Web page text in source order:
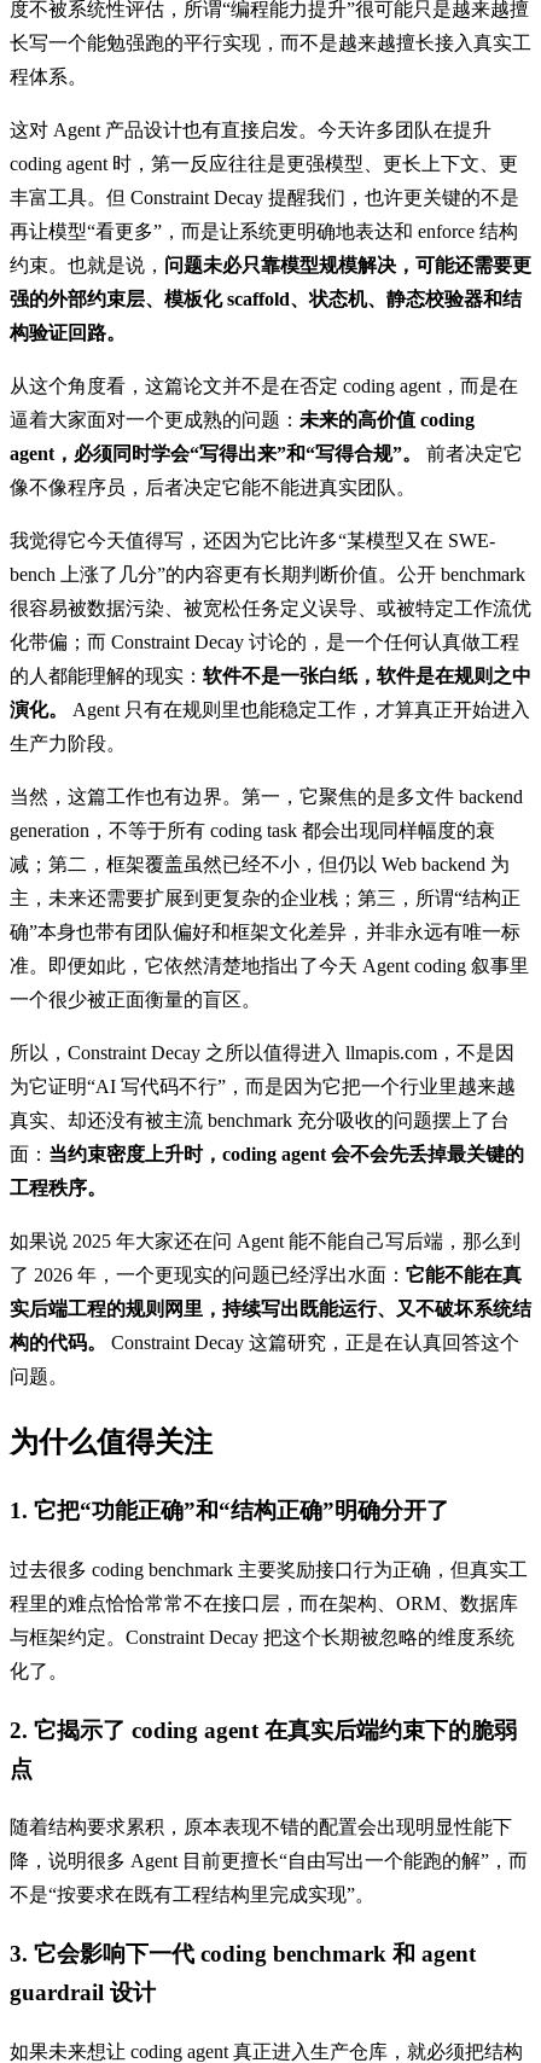
度不被系统性评估，所谓“编程能力提升”很可能只是越来越擅
长写一个能勉强跑的平行实现，而不是越来越擅长接入真实工
程体系。
这对 Agent 产品设计也有直接启发。今天许多团队在提升
coding agent 时，第一反应往往是更强模型、更长上下文、更
丰富工具。但 Constraint Decay 提醒我们，也许更关键的不是
再让模型“看更多”，而是让系统更明确地表达和 enforce 结构
约束。也就是说， 问题未必只靠模型规模解决，可能还需要更
强的外部约束层、模板化 scaffold、状态机、静态校验器和结
构验证回路。
从这个角度看，这篇论文并不是在否定 coding agent，而是在
逼着大家面对一个更成熟的问题： 未来的高价值 coding
agent，必须同时学会“写得出来”和“写得合规”。
前者决定它
像不像程序员，后者决定它能不能进真实团队。
我觉得它今天值得写，还因为它比许多“某模型又在 SWE-
bench 上涨了几分”的内容更有长期判断价值。公开 benchmark
很容易被数据污染、被宽松任务定义误导、或被特定工作流优
化带偏；而 Constraint Decay 讨论的，是一个任何认真做工程
的人都能理解的现实： 软件不是一张白纸，软件是在规则之中
演化。
Agent 只有在规则里也能稳定工作，才算真正开始进入
生产力阶段。
当然，这篇工作也有边界。第一，它聚焦的是多文件 backend
generation，不等于所有 coding task 都会出现同样幅度的衰
减；第二，框架覆盖虽然已经不小，但仍以 Web backend 为
主，未来还需要扩展到更复杂的企业栈；第三，所谓“结构正
确”本身也带有团队偏好和框架文化差异，并非永远有唯一标
准。即便如此，它依然清楚地指出了今天 Agent coding 叙事里
一个很少被正面衡量的盲区。
所以，Constraint Decay 之所以值得进入 llmapis.com，不是因
为它证明“AI 写代码不行”，而是因为它把一个行业里越来越
真实、却还没有被主流 benchmark 充分吸收的问题摆上了台
面： 当约束密度上升时，coding agent 会不会先丢掉最关键的
工程秩序。
如果说 2025 年大家还在问 Agent 能不能自己写后端，那么到
了 2026 年，一个更现实的问题已经浮出水面： 它能不能在真
实后端工程的规则网里，持续写出既能运行、又不破坏系统结
构的代码。
Constraint Decay 这篇研究，正是在认真回答这个
问题。
为什么值得关注
1. 它把“功能正确”和“结构正确”明确分开了
过去很多 coding benchmark 主要奖励接口行为正确，但真实工
程里的难点恰恰常常不在接口层，而在架构、ORM、数据库
与框架约定。Constraint Decay 把这个长期被忽略的维度系统
化了。
2. 它揭示了 coding agent 在真实后端约束下的脆弱
点
随着结构要求累积，原本表现不错的配置会出现明显性能下
降，说明很多 Agent 目前更擅长“自由写出一个能跑的解”，而
不是“按要求在既有工程结构里完成实现”。
3. 它会影响下一代 coding benchmark 和 agent
guardrail 设计
如果未来想让 coding agent 真正进入生产仓库，就必须把结构